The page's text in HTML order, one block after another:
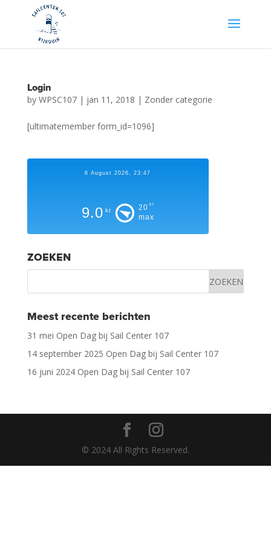
Login
by WPSC107| jan 11, 2018 | Zonder categorie
[ultimatemember form_id=1096]
6 August 2026, 23:47
9.0 kt 20 kt
max
ZOEKEN
Meest recente berichten
31 mei Open Dag bij Sail Center 107
14 september 2025 Open Dag bij Sail Center 107
16 juni 2024 Open Dag bij Sail Center 107
© 2024 All Rights Reserved.